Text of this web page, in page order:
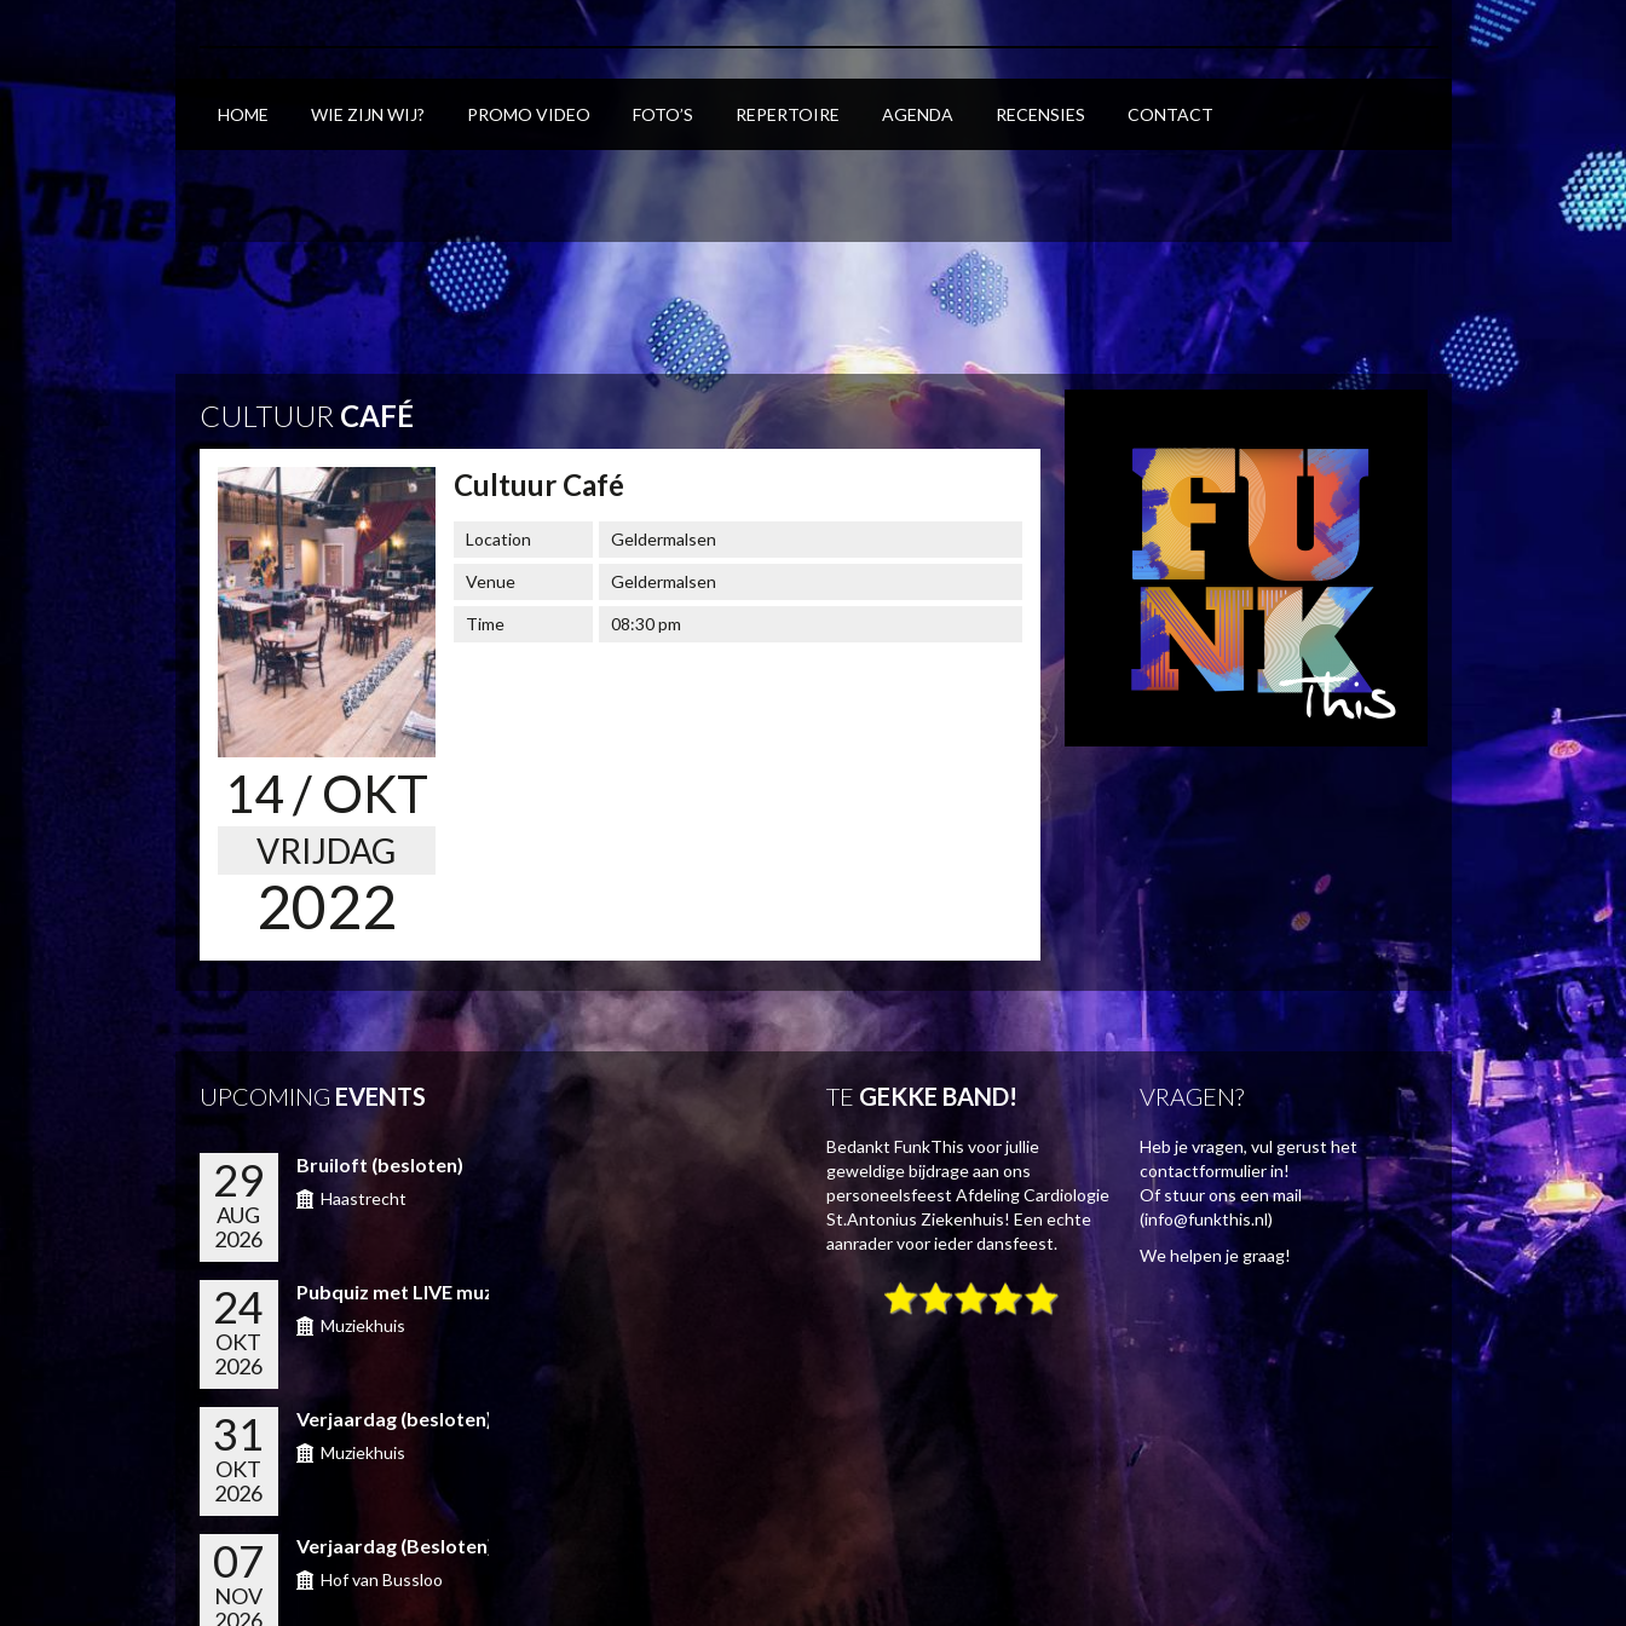
HOME WIE ZIJN WIJ? PROMO VIDEO FOTO’S REPERTOIRE AGENDA RECENSIES CONTACT
CULTUUR CAFÉ
14/ OKT
VRIJDAG
2022
Cultuur Café
Location Geldermalsen
Venue Geldermalsen
Time 08:30 pm
UPCOMING EVENTS
29
AUG
2026
Bruiloft (besloten)
Haastrecht
24
OKT
2026
Pubquiz met LIVE muziek!
Muziekhuis
31
OKT
2026
Verjaardag (besloten)
Muziekhuis
07
NOV
2026
Verjaardag (Besloten)
Hof van Bussloo
TE GEKKE BAND!
Bedankt FunkThis voor jullie
geweldige bijdrage aan ons
personeelsfeest Afdeling Cardiologie
St.Antonius Ziekenhuis! Een echte
aanrader voor ieder dansfeest.
VRAGEN?
Heb je vragen, vul gerust het
contactformulier in!
Of stuur ons een mail
(info@funkthis.nl)
We helpen je graag!